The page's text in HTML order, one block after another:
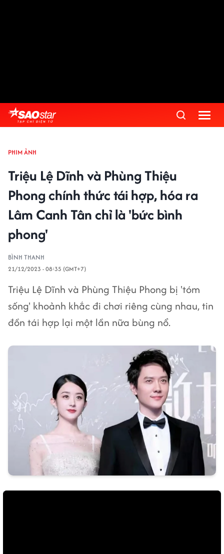
PHIM ẢNH
Triệu Lệ Dĩnh và Phùng Thiệu
Phong chính thức tái hợp, hóa ra
Lâm Canh Tân chỉ là 'bức bình
phong'
BÌNH THANH
21/12/2023 - 08:35 (GMT+7)
Triệu Lệ Dĩnh và Phùng Thiệu Phong bị 'tóm
sống' khoảnh khắc đi chơi riêng cùng nhau, tin
đồn tái hợp lại một lần nữa bùng nổ.